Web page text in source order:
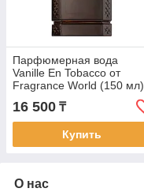
Парфюмерная вода
Vanille En Tobacco от
Fragrance World (150 мл)
16 500 ₸
Купить
О нас